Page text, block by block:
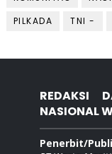
PILKADA
TNI -
REDAKSI
NASIONAL
Penerbit/